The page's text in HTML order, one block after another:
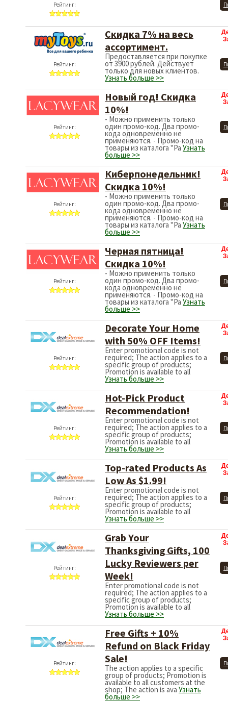
Рейтинг:
Рейтинг:
Скидка 7% на весь
ассортимент.
Предоставляется при покупке
от 3900 рублей. Действует
только для новых клиентов.
Узнать больше >>
Рейтинг:
Новый год! Скидка
10%!
- Можно применить только
один промо-код. Два промо-
кода одновременно не
применяются. - Промо-код на
товары из каталога "Ра Узнать
больше >>
Рейтинг:
Киберпонедельник!
Скидка 10%!
- Можно применить только
один промо-код. Два промо-
кода одновременно не
применяются. - Промо-код на
товары из каталога "Ра Узнать
больше >>
Рейтинг:
Черная пятница!
Скидка 10%!
- Можно применить только
один промо-код. Два промо-
кода одновременно не
применяются. - Промо-код на
товары из каталога "Ра Узнать
больше >>
Рейтинг:
Decorate Your Home
with 50% OFF Items!
Enter promotional code is not
required; The action applies to a
specific group of products;
Promotion is available to all
Узнать больше >>
Рейтинг:
Hot-Pick Product
Recommendation!
Enter promotional code is not
required; The action applies to a
specific group of products;
Promotion is available to all
Узнать больше >>
Рейтинг:
Top-rated Products As
Low As $1.99!
Enter promotional code is not
required; The action applies to a
specific group of products;
Promotion is available to all
Узнать больше >>
Рейтинг:
Grab Your
Thanksgiving Gifts, 100
Lucky Reviewers per
Week!
Enter promotional code is not
required; The action applies to a
specific group of products;
Promotion is available to all
Узнать больше >>
Рейтинг:
Free Gifts + 10%
Refund on Black Friday
Sale!
The action applies to a specific
group of products; Promotion is
available to all customers at the
shop; The action is ava Узнать
больше >>